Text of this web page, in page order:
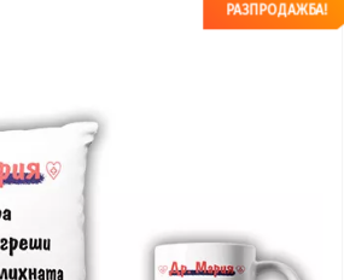
РАЗПРОДАЖБА!